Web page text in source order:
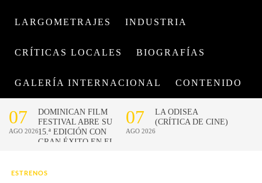
LARGOMETRAJES INDUSTRIA
CRÍTICAS LOCALES BIOGRAFÍAS
GALERÍA INTERNACIONAL CONTENIDO
ESTRENOS